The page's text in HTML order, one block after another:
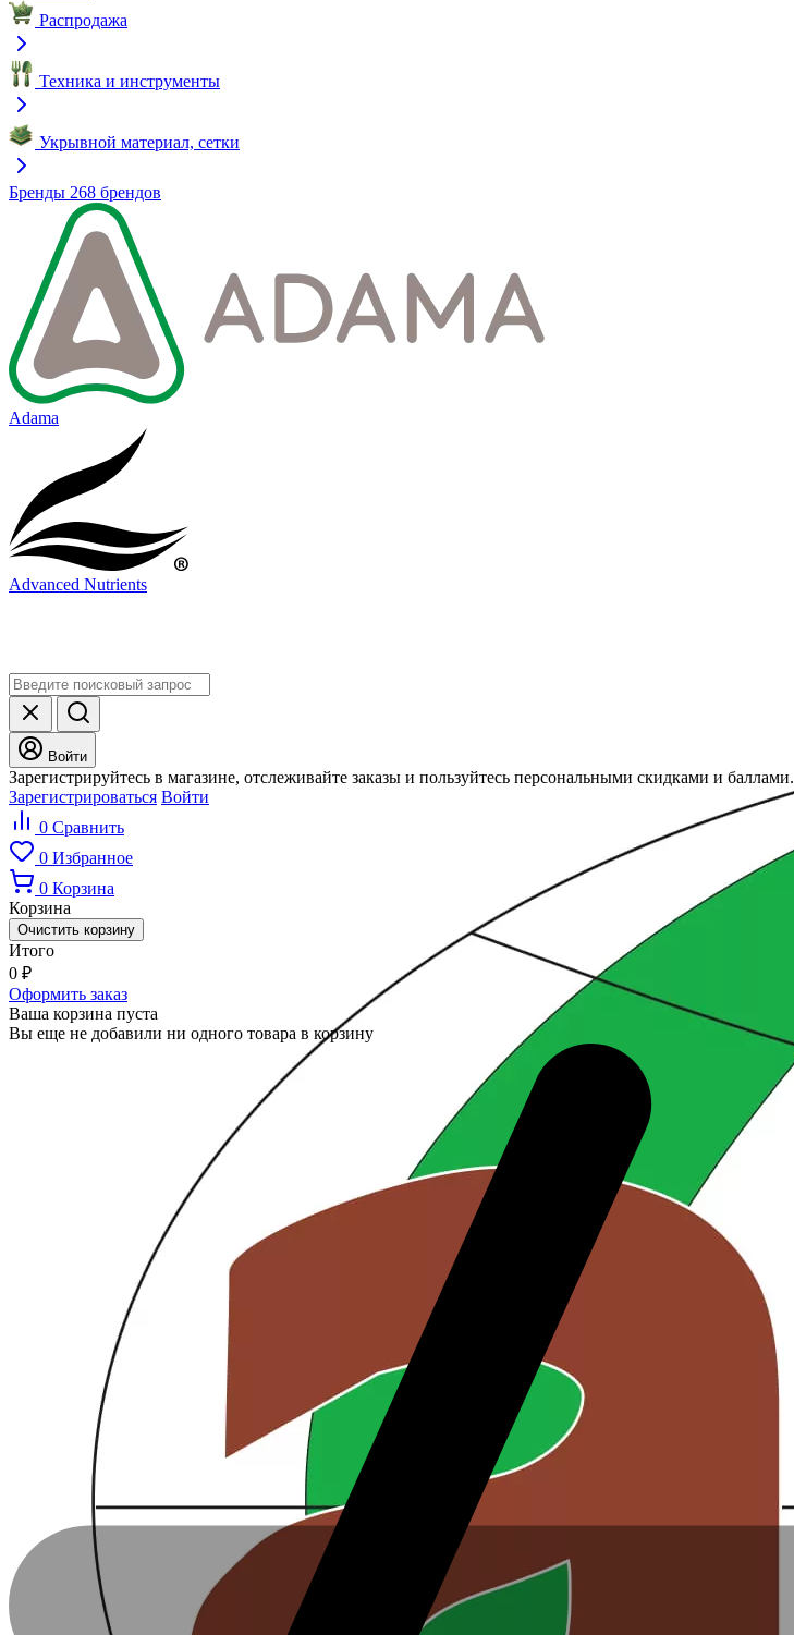
Распродажа
Техника и инструменты
Укрывной материал, сетки
Бренды 268 брендов
Adama
Advanced Nutrients
Войти
Зарегистрируйтесь в магазине, отслеживайте заказы и пользуйтесь персональными скидками и баллами.
Зарегистрироваться Войти
0 Сравнить
0 Избранное
0 Корзина
Корзина
Очистить корзину
Итого
0 ₽
Оформить заказ
Ваша корзина пуста
Вы еще не добавили ни одного товара в корзину